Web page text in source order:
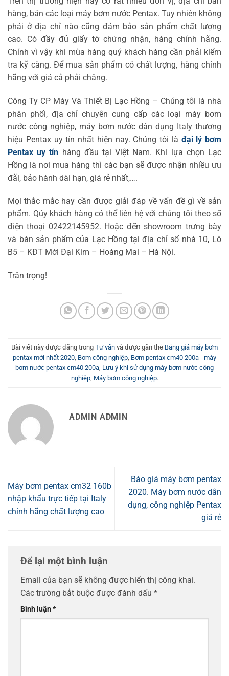
hàng, bán các loại máy bơm nước Pentax. Tuy nhiên không
phải ở địa chỉ nào cũng đảm bảo sản phẩm chất lượng
cao. Có đầy đủ giấy tờ chứng nhận, hàng chính hãng.
Chính vì vậy khi mùa hàng quý khách hàng cần phải kiểm
tra kỹ càng. Để mua sản phẩm có chất lượng, hàng chính
hãng với giá cả phải chăng.
Công Ty CP Máy Và Thiết Bị Lạc Hồng – Chúng tôi là nhà
phân phối, địa chỉ chuyên cung cấp các loại máy bơm
nước công nghiệp, máy bơm nước dân dụng Italy thương
hiệu Pentax uy tín nhất hiện nay. Chúng tôi là đại lý bơm
Pentax uy tín hàng đầu tại Việt Nam. Khi lựa chọn Lạc
Hồng là nơi mua hàng thì các bạn sẽ được nhận nhiều ưu
đãi, bảo hành dài hạn, giá rẻ nhất,….
Mọi thắc mắc hay cần được giải đáp về vấn đề gì về sản
phẩm. Qúy khách hàng có thể liên hệ với chúng tôi theo số
điện thoại 02422145952. Hoặc đến showroom trưng bày
và bán sản phẩm của Lạc Hồng tại địa chỉ số nhà 10, Lô
B5 – KĐT Mới Đại Kim – Hoàng Mai – Hà Nội.
Trân trọng!
Bài viết này được đăng trong Tư vấn và được gắn thẻ Bảng giá máy bơm
pentax mới nhất 2020 Bơm công nghiệp Bơm pentax cm40 200a - máy
bơm nước pentax cm40 200a Lưu ý khi sử dụng máy bơm nước công
nghiệp, Máy bơm công nghiệp.
ADMIN ADMIN
Máy bơm pentax cm32 160b
nhập khẩu trực tiếp tại Italy
chính hãng chất lượng cao
Báo giá máy bơm pentax
2020. Máy bơm nước dân
dụng, công nghiệp Pentax
giá rẻ
Để lại một bình luận
Email của bạn sẽ không được hiển thị công khai.
Các trường bắt buộc được đánh dấu *
Bình luận*